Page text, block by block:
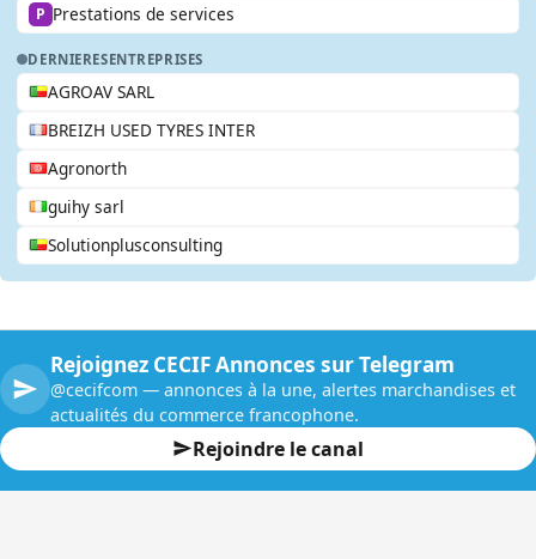
P Prestations de services
DERNIERESENTREPRISES
AGROAV SARL
BREIZH USED TYRES INTER
Agronorth
guihy sarl
Solutionplusconsulting
Rejoignez CECIF Annonces sur Telegram
@cecifcom — annonces à la une, alertes marchandises et
actualités du commerce francophone.
Rejoindre le canal